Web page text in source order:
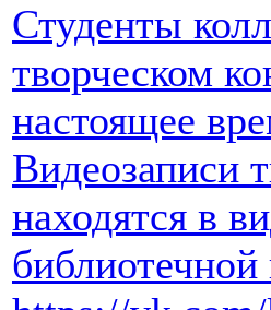
Студенты
творческом
настоящее
Видеозаписи
находятся в